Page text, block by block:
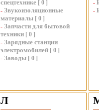
спецтехнике [ 0 ]
- Звукоизоляционные
материалы [ 0 ]
- Запчасти для бытовой
техники [ 0 ]
- Зарядные станции
электромобилей [ 0 ]
- Заводы [ 0 ]
-
-
Л